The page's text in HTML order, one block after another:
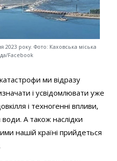
2023 року. Фото: Каховська міська
Facebook
ми відразу
і усвідомлювати уже
і техногенні впливи,
А також наслідки
нашій країні прийдеться